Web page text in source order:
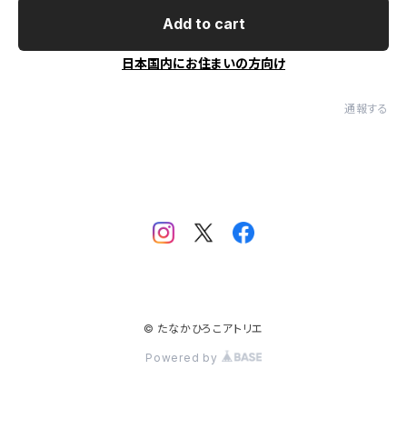
Add to cart
日本国内にお住まいの方向け
通報する
© たなかひろこアトリエ
Powered by